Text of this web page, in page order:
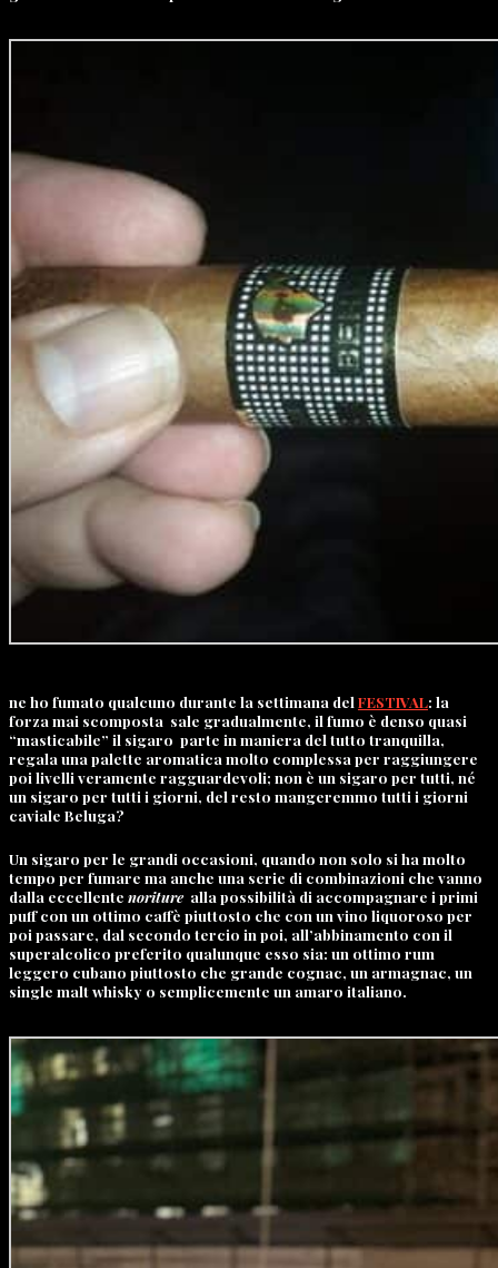
ne ho fumato qualcuno durante la settimana del FESTIVAL: la
forza mai scomposta sale gradualmente, il fumo è denso quasi
“masticabile” il sigaro parte in maniera del tutto tranquilla,
regala una palette aromatica molto complessa per raggiungere
poi livelli veramente ragguardevoli; non è un sigaro per tutti, né
un sigaro per tutti i giorni, del resto mangeremmo tutti i giorni
caviale Beluga?
Un sigaro per le grandi occasioni, quando non solo si ha molto
tempo per fumare ma anche una serie di combinazioni che vanno
dalla eccellente noriturealla possibilità di accompagnare i primi
puff con un ottimo caffè piuttosto che con un vino liquoroso per
poi passare, dal secondo tercio in poi, all’abbinamento con il
superalcolico preferito qualunque esso sia: un ottimo rum
leggero cubano piuttosto che grande cognac, un armagnac, un
single malt whisky o semplicemente un amaro italiano.